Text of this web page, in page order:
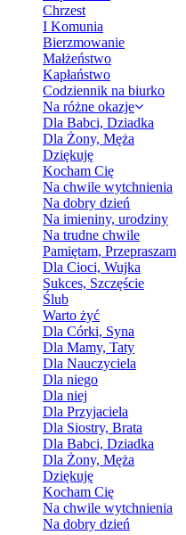
Chrzest
I Komunia
Bierzmowanie
Małżeństwo
Kapłaństwo
Codziennik na biurko
Na różne okazje
Dla Babci, Dziadka
Dla Żony, Męża
Dziękuję
Kocham Cię
Na chwile wytchnienia
Na dobry dzień
Na imieniny, urodziny
Na trudne chwile
Pamiętam, Przepraszam
Dla Cioci, Wujka
Sukces, Szczęście
Ślub
Warto żyć
Dla Córki, Syna
Dla Mamy, Taty
Dla Nauczyciela
Dla niego
Dla niej
Dla Przyjaciela
Dla Siostry, Brata
Dla Babci, Dziadka
Dla Żony, Męża
Dziękuję
Kocham Cię
Na chwile wytchnienia
Na dobry dzień